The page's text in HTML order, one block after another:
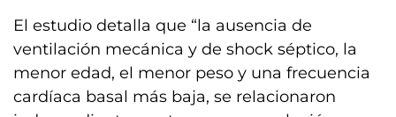
El estudio detalla que “la ausencia de
ventilación mecánica y de shock séptico, la
menor edad, el menor peso y una frecuencia
cardíaca basal más baja, se relacionaron